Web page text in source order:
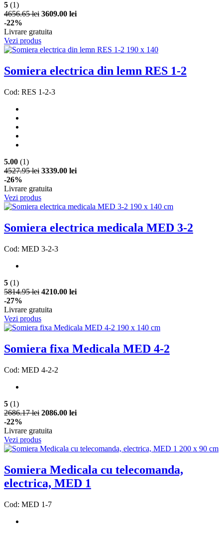
5 (1)
4656.65 lei 3609.00 lei
-22%
Livrare gratuita
Vezi produs
Somiera electrica din lemn RES 1-2
Cod: RES 1-2-3
5.00 (1)
4527.95 lei 3339.00 lei
-26%
Livrare gratuita
Vezi produs
Somiera electrica medicala MED 3-2
Cod: MED 3-2-3
5 (1)
5814.95 lei 4210.00 lei
-27%
Livrare gratuita
Vezi produs
Somiera fixa Medicala MED 4-2
Cod: MED 4-2-2
5 (1)
2686.17 lei 2086.00 lei
-22%
Livrare gratuita
Vezi produs
Somiera Medicala cu telecomanda,
electrica, MED 1
Cod: MED 1-7